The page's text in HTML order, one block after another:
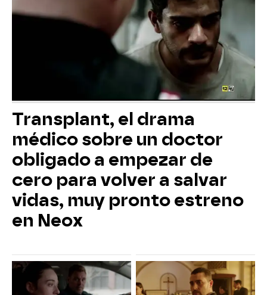
Transplant, el drama
médico sobre un doctor
obligado a empezar de
cero para volver a salvar
vidas, muy pronto estreno
en Neox